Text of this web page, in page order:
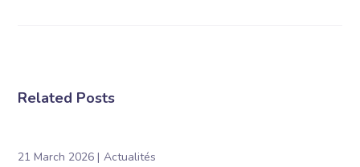
Related Posts
21 March 2026 Actualités